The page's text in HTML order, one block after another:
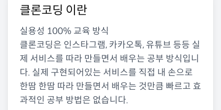
클론코딩 이란
실용성 100% 교육 방식
클론코딩은 인스타그램, 카카오톡, 유튜브 등등 실
제 서비스를 따라 만들면서 배우는 공부 방식입니
다. 실제 구현되어있는 서비스를 직접 내 손으로
한땀 한땀 따라 만들면서 배우는 것만큼 빠르고 효
과적인 공부 방법은 없습니다.